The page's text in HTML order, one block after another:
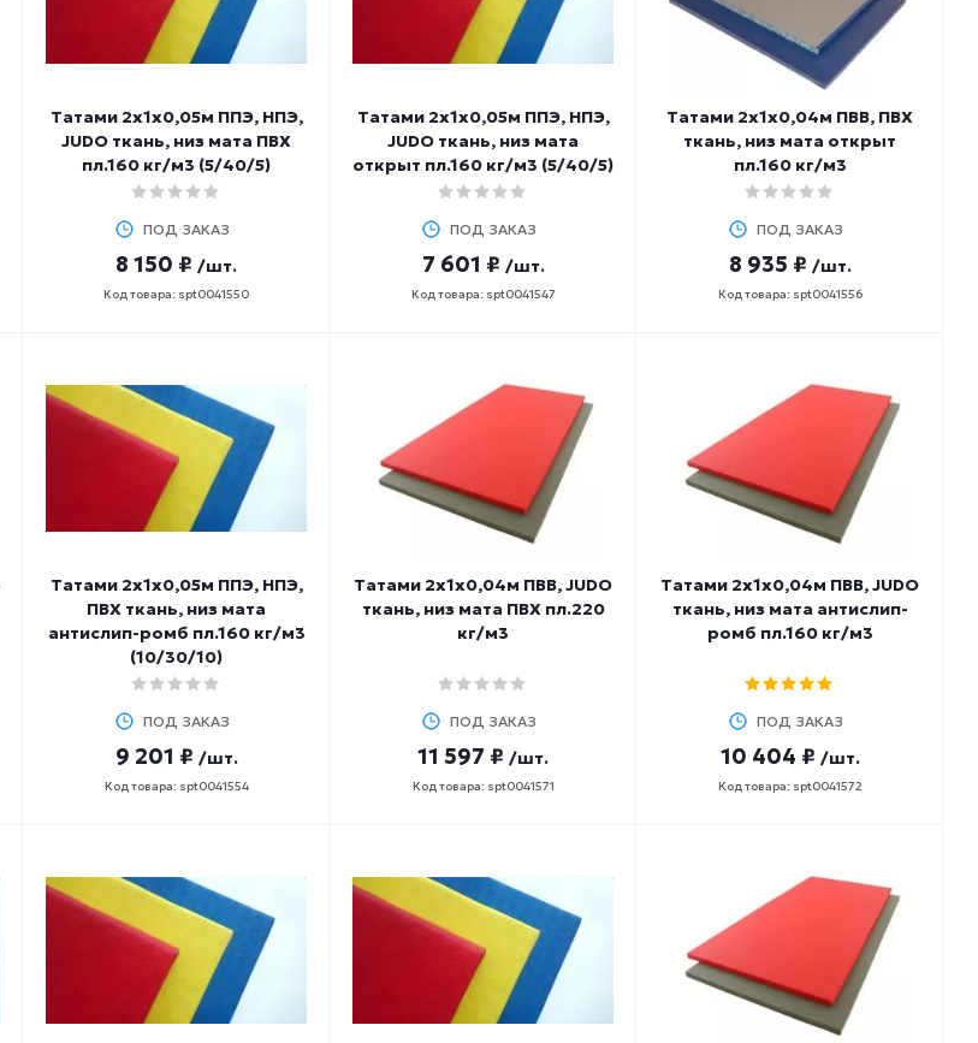
Татами 2х1х0,05м ППЭ, НПЭ,
JUDO ткань, низ мата ПВХ
пл.160 кг/м3 (5/40/5)
ПОД ЗАКАЗ
8 150 ₽ /шт.
Код товара: spt0041550
Татами 2х1х0,05м ППЭ, НПЭ,
JUDO ткань, низ мата
открыт пл.160 кг/м3 (5/40/5)
ПОД ЗАКАЗ
7 601 ₽ /шт.
Код товара: spt0041547
Татами 2х1х0,04м ПВВ, ПВХ
ткань, низ мата открыт
пл.160 кг/м3
ПОД ЗАКАЗ
8 935 ₽ /шт.
Код товара: spt0041556
Татами 2х1х0,05м ППЭ, НПЭ,
ПВХ ткань, низ мата
антислип-ромб пл.160 кг/м3
(10/30/10)
ПОД ЗАКАЗ
9 201 ₽ /шт.
Код товара: spt0041554
Татами 2х1х0,04м ПВВ, JUDO
ткань, низ мата ПВХ пл.220
кг/м3
ПОД ЗАКАЗ
11 597 ₽ /шт.
Код товара: spt0041571
Татами 2х1х0,04м ПВВ, JUDO
ткань, низ мата антислип-
ромб пл.160 кг/м3
ПОД ЗАКАЗ
10 404 ₽ /шт.
Код товара: spt0041572